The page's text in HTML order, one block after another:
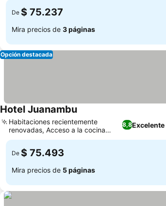
De $ 75.237
Mira precios de 3 páginas
Opción destacada
Hotel Juanambu
8,8Excelente
Habitaciones recientemente
renovadas, Acceso a la cocina
comunitaria
De $ 75.493
Mira precios de 5 páginas